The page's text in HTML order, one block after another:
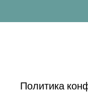
Политика